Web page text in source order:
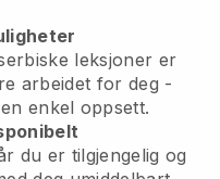
leksjoner er
arbeidet for deg -
enkel oppsett.
du er tilgjengelig og